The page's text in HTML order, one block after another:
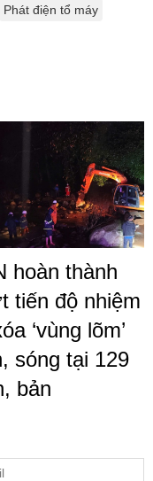
Phát điện tổ máy
hoàn thành
tiến độ nhiệm
‘vùng lõm’
sóng tại 129
bản